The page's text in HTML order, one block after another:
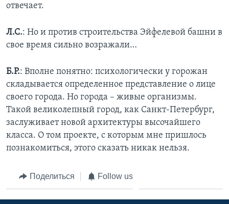
отвечает.
Л.С.: Но и против строительства Эйфелевой башни в
свое время сильно возражали…
Б.Р.: Вполне понятно: психологически у горожан
складывается определенное представление о лице
своего города. Но города – живые организмы.
Такой великолепный город, как Санкт-Петербург,
заслуживает новой архитектуры высочайшего
класса. О том проекте, с которым мне пришлось
познакомиться, этого сказать никак нельзя.
Поделиться Follow us